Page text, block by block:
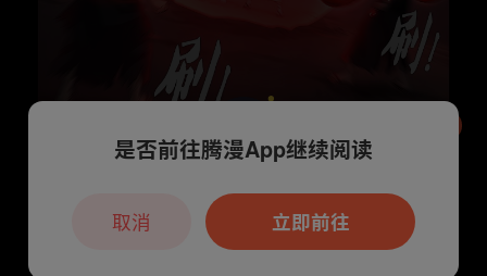
本章节仅支持App阅读，可打开App新用
户7天免费看
是否前往腾漫App继续阅读
立即前往
取消